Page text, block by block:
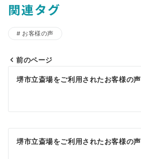
関連タグ
お客様の声
投
ナ
ビ
ゲ
前のページ
堺市立斎場をご利用されたお客様の声
堺市立斎場をご利用されたお客様の声